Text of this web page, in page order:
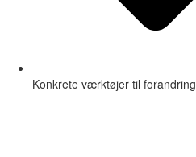
Konkrete værktøjer til forandring